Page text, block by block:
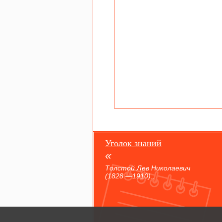
Уголок знаний
Толстой Лев Николаевич
(1828 —1910)..